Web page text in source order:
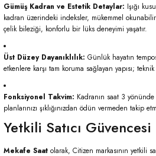
Gümüş Kadran ve Estetik Detaylar: Işığı
kadran üzerindeki indeksler, mükemmel
çelik bileziği, konforlu bir lüks deneyimi yaşatır.
Üst Düzey Dayanıklılık: Günlük hayatın
etkenlere karşı tam koruma sağlayan yapısı;
Fonksiyonel Takvim: Kadranın saat 3
planlarınızı şıklığınızdan ödün vermeden takip
Yetkili Satıcı Güvencesi
Mekafe Saat olarak, Citizen markasının yetkili